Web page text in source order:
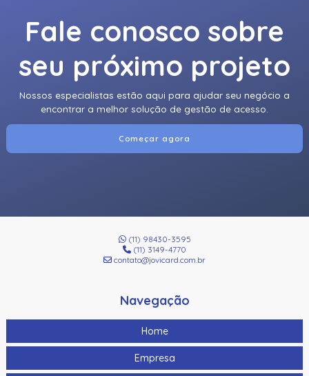
Fale conosco sobre
seu próximo projeto
Nossos especialistas estão aqui para ajudar seu negócio a
encontrar a melhor solução de gestão de acesso.
Começar agora
(11) 98430-3595
(11) 3149-4770
contato@jovicard.com.br
Navegação
Home
Empresa